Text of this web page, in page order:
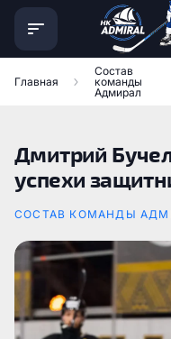
Главная
Состав
команды
Адмирал
Дмитрий
успехи
СОСТАВ КОМАНДЫ